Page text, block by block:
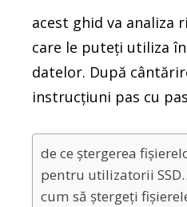
acest ghid va analiza
care le puteți utiliza
datelor. După
instrucțiuni pas cu
de ce ștergerea
pentru utilizatorii
cum să ștergeți